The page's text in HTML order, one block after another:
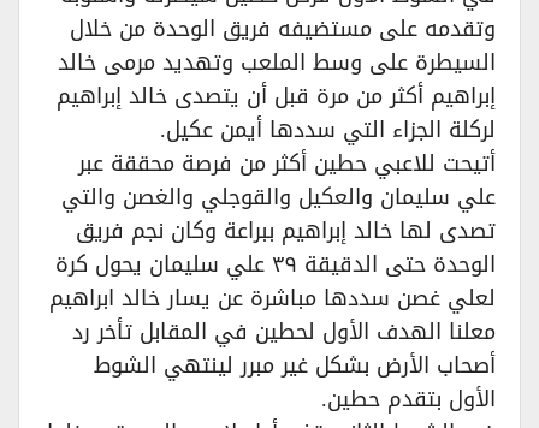
وتقدمه على مستضيفه فريق الوحدة من خلال
السيطرة على وسط الملعب وتهديد مرمى خالد
إبراهيم أكثر من مرة قبل أن يتصدى خالد إبراهيم
لركلة الجزاء التي سددها أيمن عكيل.
أتيحت للاعبي حطين أكثر من فرصة محققة عبر
علي سليمان والعكيل والقوجلي والغصن والتي
تصدى لها خالد إبراهيم ببراعة وكان نجم فريق
الوحدة حتى الدقيقة ٣٩ علي سليمان يحول كرة
لعلي غصن سددها مباشرة عن يسار خالد ابراهيم
معلنا الهدف الأول لحطين في المقابل تأخر رد
أصحاب الأرض بشكل غير مبرر لينتهي الشوط
الأول بتقدم حطين.